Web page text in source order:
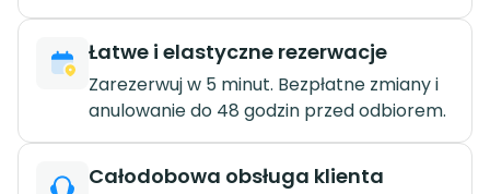
Łatwe i elastyczne rezerwacje
Zarezerwuj w 5 minut. Bezpłatne zmiany i
anulowanie do 48 godzin przed odbiorem.
Całodobowa obsługa klienta